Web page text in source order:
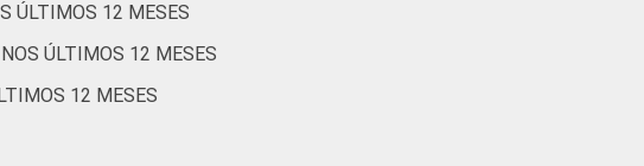
37
ÚLTIMOS 12 MESES
ÚLTIMOS 12 MESES
12 MESES